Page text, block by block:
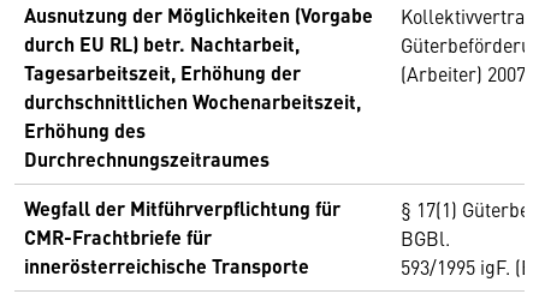
Ausnutzung der Möglichkeiten (Vorgabe
durch EU RL) betr. Nachtarbeit,
Tagesarbeitszeit, Erhöhung der
durchschnittlichen Wochenarbeitszeit,
Erhöhung des
Durchrechnungszeitraumes
(Arbeiter) 2007
Wegfall der Mitführverpflichtung für
CMR-Frachtbriefe für
innerösterreichische Transporte
§ 17(1)
BGBl.
593/1995 igF.